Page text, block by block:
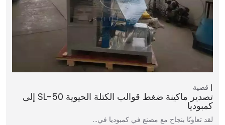
قضية
تصدير ماكينة ضغط قوالب الكتلة الحيوية SL-50 إلى
كمبوديا
لقد تعاونّا بنجاح مع مصنع في كمبوديا في…